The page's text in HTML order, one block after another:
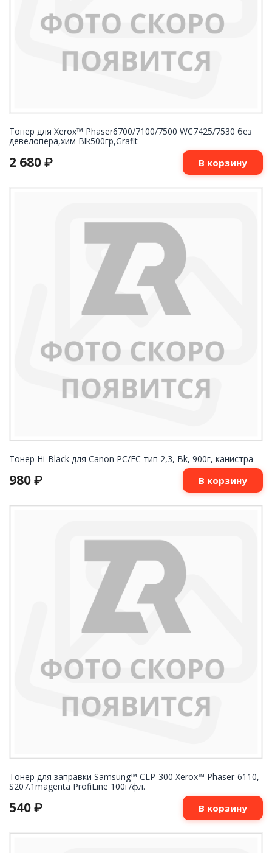
Тонер для Xerox™ Phaser6700/7100/7500 WC7425/7530 без
девелопера,хим Blk500гр,Grafit
2 680 ₽ В корзину
Тонер Hi-Black для Canon PC/FC тип 2,3, Bk, 900г, канистра
980 ₽ В корзину
Тонер для заправки Samsung™ CLP-300 Xerox™ Phaser-6110,
S207.1magenta ProfiLine 100г/фл.
540 ₽ В корзину